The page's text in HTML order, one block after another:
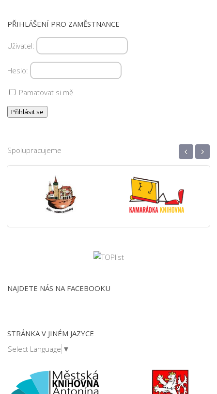
PŘIHLÁŠENÍ PRO ZAMĚSTNANCE
Uživatel:
Heslo:
Pamatovat si mě
Spolupracujeme ‹ ›
NAJDETE NÁS NA FACEBOOKU
STRÁNKA V JINÉM JAZYCE
Select Language ▼